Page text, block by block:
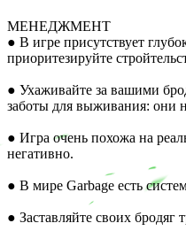
МЕНЕДЖМЕНТ
● В игре присутствует
приоритезируйте
● Ухаживайте за вашими
заботы для выживания: они
● Игра очень похожа на
негативно.
● В мире Garbage есть
● Заставляйте своих